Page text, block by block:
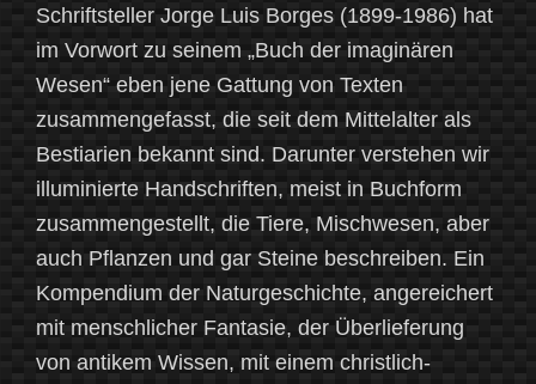
Schriftsteller Jorge Luis Borges (1899-1986) hat
im Vorwort zu seinem „Buch der imaginären
Wesen“ eben jene Gattung von Texten
zusammengefasst, die seit dem Mittelalter als
Bestiarien bekannt sind. Darunter verstehen wir
illuminierte Handschriften, meist in Buchform
zusammengestellt, die Tiere, Mischwesen, aber
auch Pflanzen und gar Steine beschreiben. Ein
Kompendium der Naturgeschichte, angereichert
mit menschlicher Fantasie, der Überlieferung
von antikem Wissen, mit einem christlich-